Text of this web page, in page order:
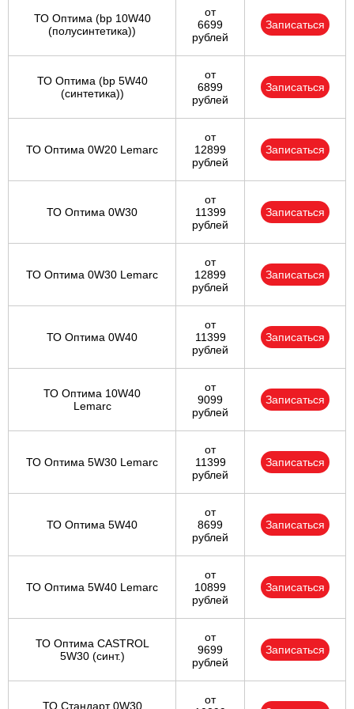
ТО Оптима (bp 10W40
(полусинтетика))
от
6699
рублей
Записаться
ТО Оптима (bp 5W40
(синтетика))
от
6899
рублей
Записаться
ТО Оптима 0W20 Lemarc
от
12899
рублей
Записаться
ТО Оптима 0W30
от
11399
рублей
Записаться
ТО Оптима 0W30 Lemarc
от
12899
рублей
Записаться
ТО Оптима 0W40
от
11399
рублей
Записаться
ТО Оптима 10W40
Lemarc
от
9099
рублей
Записаться
ТО Оптима 5W30 Lemarc
от
11399
рублей
Записаться
ТО Оптима 5W40
от
8699
рублей
Записаться
ТО Оптима 5W40 Lemarc
от
10899
рублей
Записаться
ТО Оптима CASTROL
5W30 (синт.)
от
9699
рублей
Записаться
ТО Стандарт 0W30
от